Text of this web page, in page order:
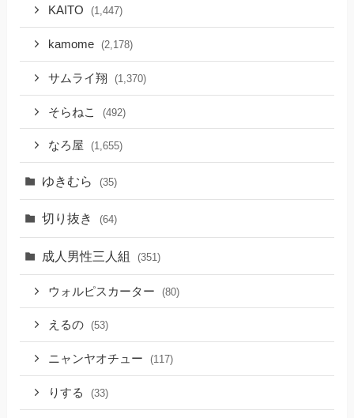
KAITO (1,447)
kamome (2,178)
サムライ翔 (1,370)
そらねこ (492)
なろ屋 (1,655)
ゆきむら (35)
切り抜き (64)
成人男性三人組 (351)
ウォルピスカーター (80)
えるの (53)
ニャンヤオチュー (117)
りする (33)